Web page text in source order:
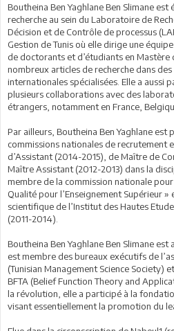
Boutheina Ben Yaghlane Ben Slimane
recherche au sein du Laboratoire de
Décision et de Contrôle de processus
Gestion de Tunis où elle dirige une
de doctorants et d’étudiants en Mastère
nombreux articles de recherche dans
internationales spécialisées. Elle a aussi
plusieurs collaborations avec des
étrangers, notamment en France,
Par ailleurs, Boutheina Ben Yaghlane est
commissions nationales de recrutement
d’Assistant (2014-2015), de Maître de
Maître Assistant (2012-2013) dans la
membre de la commission nationale
Qualité pour l’Enseignement Supérieur »
scientifique de l’Institut des Hautes
(2011-2014).
Boutheina Ben Yaghlane Ben Slimane
est membre des bureaux exécutifs de
(Tunisian Management Science Society)
BFTA (Belief Function Theory and
la révolution, elle a participé à la
visant essentiellement la promotion du